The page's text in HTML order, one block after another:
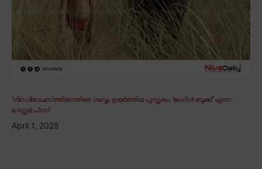
‘നിറ വിവേചന’ത്തിനെതിരെ ശബ്ദം ഉയർത്തിയ പുസ്തകം; ‘ജംഗിൾ ബുക്ക്’ എന്ന
മാസ്റ്റർ പീസ്
April 1, 2025